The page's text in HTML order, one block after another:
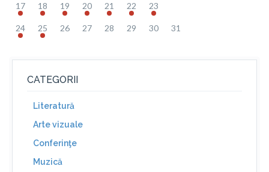
17 18 19 20 21 22 23
24 25 26 27 28 29 30 31
CATEGORII
Literatură
Arte vizuale
Conferinţe
Muzică